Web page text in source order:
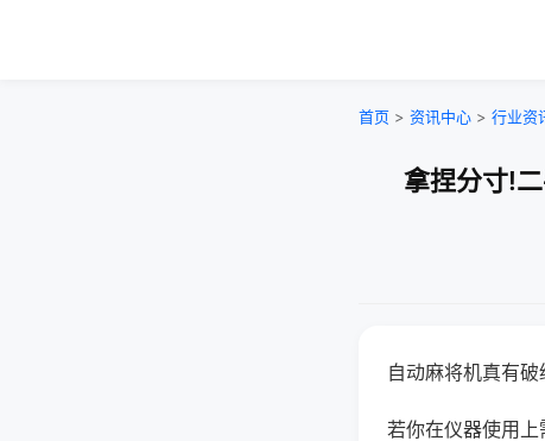
首页 > 资讯中心 > 行业资
拿捏分寸!
自动麻将机真有
若你在仪器使用